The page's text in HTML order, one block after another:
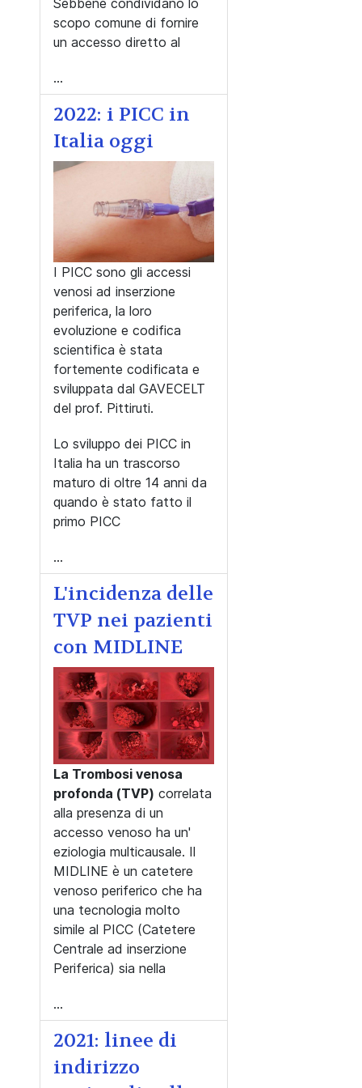
Sebbene condividano lo
scopo comune di fornire
un accesso diretto al
...
2022: i PICC in
Italia oggi
I PICC sono gli accessi
venosi ad inserzione
periferica, la loro
evoluzione e codifica
scientifica è stata
fortemente codificata e
sviluppata dal GAVECELT
del prof. Pittiruti.
Lo sviluppo dei PICC in
Italia ha un trascorso
maturo di oltre 14 anni da
quando è stato fatto il
primo PICC
...
L'incidenza delle
TVP nei pazienti
con MIDLINE
La Trombosi venosa
profonda (TVP) correlata
alla presenza di un
accesso venoso ha un'
eziologia multicausale. Il
MIDLINE è un catetere
venoso periferico che ha
una tecnologia molto
simile al PICC (Catetere
Centrale ad inserzione
Periferica) sia nella
...
2021: linee di
indirizzo